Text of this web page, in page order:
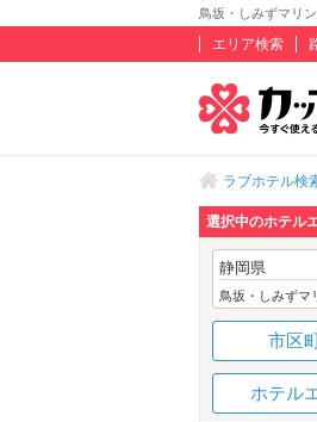
鳥坂・しみずマリ
エリア検索
ラブホテル検
選択中のホテル
静岡県
鳥坂・しみずマ
市区
ホテル